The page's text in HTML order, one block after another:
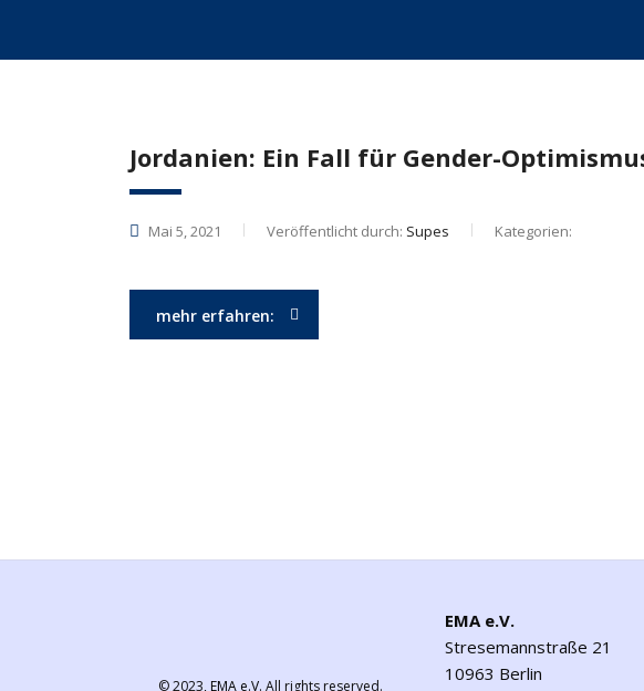
Jordanien: Ein Fall für Gender-
Mai 5, 2021 Veröffentlicht durch: Supes Kategorien:
mehr erfahren:
© 2023,EMA e.V. All rights reserved.
EMA e.V.
Stresemannstraße 21
10963 Berlin